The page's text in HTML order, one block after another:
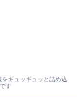
ギュッギュッと詰め込
す